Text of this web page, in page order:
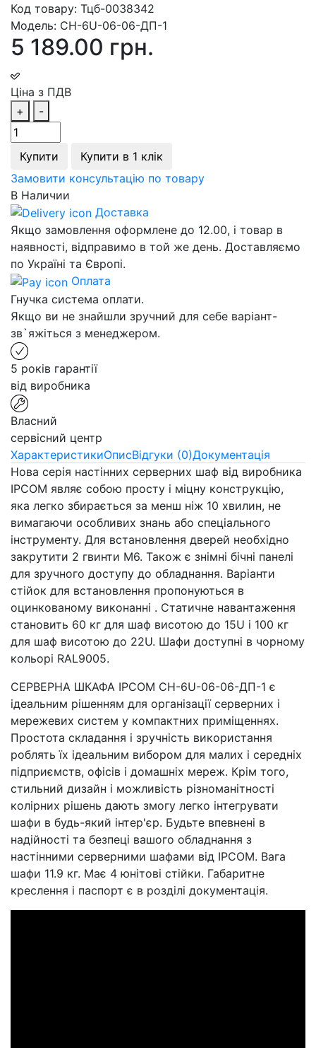
Код товару: Тцб-0038342
Модель: СН-6U-06-06-ДП-1
5 189.00 грн.
Ціна з ПДВ
+
-
Купити
Купити в 1 клік
Замовити консультацію по товару
В Наличии
Доставка
Якщо замовлення оформлене до 12.00, і товар в
наявності, відправимо в той же день. Доставляємо
по Україні та Європі.
Оплата
Гнучка система оплати.
Якщо ви не знайшли зручний для себе варіант-
зв`яжіться з менеджером.
5 років гарантії
від виробника
Власний
сервісний центр
ХарактеристикиОписВідгуки (0)Документація
Нова серія настінних серверних шаф від виробника
IPCOM являє собою просту і міцну конструкцію,
яка легко збирається за менш ніж 10 хвилин, не
вимагаючи особливих знань або спеціального
інструменту. Для встановлення дверей необхідно
закрутити 2 гвинти М6. Також є знімні бічні панелі
для зручного доступу до обладнання. Варіанти
стійок для встановлення пропонуються в
оцинкованому виконанні . Статичне навантаження
становить 60 кг для шаф висотою до 15U і 100 кг
для шаф висотою до 22U. Шафи доступні в чорному
кольорі RAL9005.
СЕРВЕРНА ШКАФА IPCOM СН-6U-06-06-ДП-1 є
ідеальним рішенням для організації серверних і
мережевих систем у компактних приміщеннях.
Простота складання і зручність використання
роблять їх ідеальним вибором для малих і середніх
підприємств, офісів і домашніх мереж. Крім того,
стильний дизайн і можливість різноманітності
колірних рішень дають змогу легко інтегрувати
шафи в будь-який інтер'єр. Будьте впевнені в
надійності та безпеці вашого обладнання з
настінними серверними шафами від IPCOM. Вага
шафи 11.9 кг. Має 4 юнітові стійки. Габаритне
креслення і паспорт є в розділі документація.